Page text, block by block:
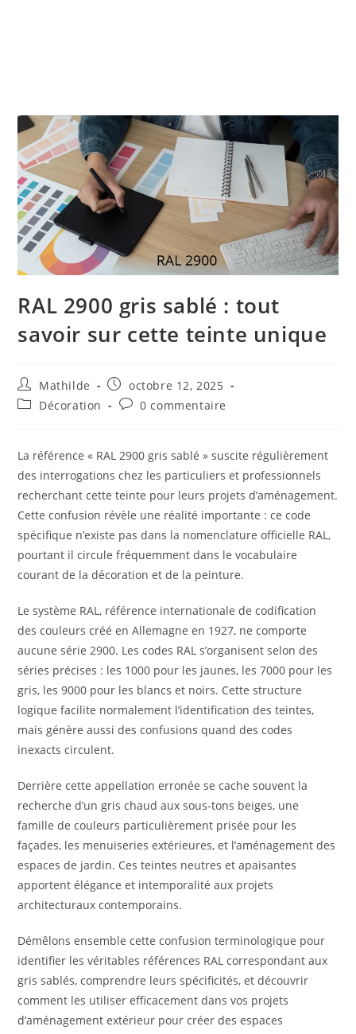
RAL 2900 gris sablé : tout
savoir sur cette teinte unique
Mathilde
octobre 12, 2025
Décoration
0 commentaire
La référence « RAL 2900 gris sablé » suscite régulièrement
des interrogations chez les particuliers et professionnels
recherchant cette teinte pour leurs projets d’aménagement.
Cette confusion révèle une réalité importante : ce code
spécifique n’existe pas dans la nomenclature officielle RAL,
pourtant il circule fréquemment dans le vocabulaire
courant de la décoration et de la peinture.
Le système RAL, référence internationale de codification
des couleurs créé en Allemagne en 1927, ne comporte
aucune série 2900. Les codes RAL s’organisent selon des
séries précises : les 1000 pour les jaunes, les 7000 pour les
gris, les 9000 pour les blancs et noirs. Cette structure
logique facilite normalement l’identification des teintes,
mais génère aussi des confusions quand des codes
inexacts circulent.
Derrière cette appellation erronée se cache souvent la
recherche d’un gris chaud aux sous-tons beiges, une
famille de couleurs particulièrement prisée pour les
façades, les menuiseries extérieures, et l’aménagement des
espaces de jardin. Ces teintes neutres et apaisantes
apportent élégance et intemporalité aux projets
architecturaux contemporains.
Démêlons ensemble cette confusion terminologique pour
identifier les véritables références RAL correspondant aux
gris sablés, comprendre leurs spécificités, et découvrir
comment les utiliser efficacement dans vos projets
d’aménagement extérieur pour créer des espaces